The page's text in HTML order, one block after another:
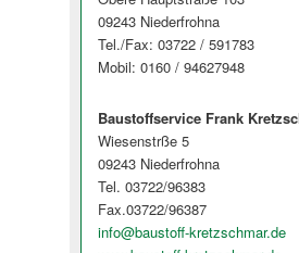
09243 Niederfrohna
Tel./Fax: 03722 / 591783
Mobil: 0160 / 94627948
Baustoffservice Frank
Wiesenstrße 5
09243 Niederfrohna
Tel. 03722/96383
Fax.03722/96387
info@baustoff-kretzschmar.de